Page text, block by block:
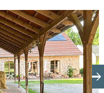
Streckentraining